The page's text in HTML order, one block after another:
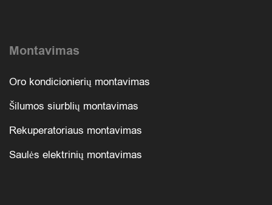
Montavimas
Oro kondicionierių montavimas
Šilumos siurblių montavimas
Rekuperatoriaus montavimas
Saulės elektrinių montavimas